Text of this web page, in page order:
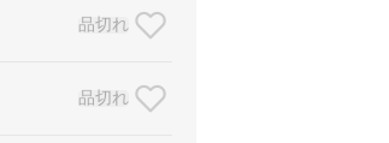
品切れ
品切れ